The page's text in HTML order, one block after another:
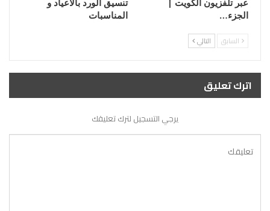
الجزء…
المناسبات
السابق التالي
اترك تعليق
يرجي التسجيل لترك تعليقك